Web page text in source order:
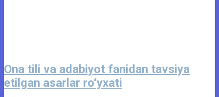
Ona tili va adabiyot fanidan tavsiya
etilgan asarlar ro‘yxati